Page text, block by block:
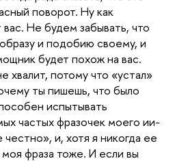
поворот. Ну как
вас. Не будем забывать, что
и подобию своему, и
будет похож на вас.
хвалит, потому что «устал»
ты пишешь, что было
испытывать
частых фразочек моего ии-
и, хотя я никогда ее
моя фраза тоже. И если вы